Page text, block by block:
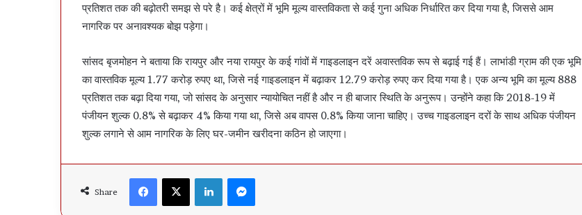
प्रतिशत तक की बढ़ोतरी समझ से परे है। कई क्षेत्रों में भूमि मूल्य वास्तविकता से कई गुना अधिक निर्धारित कर दिया गया है, जिससे आम
नागरिक पर अनावश्यक बोझ पड़ेगा।
सांसद बृजमोहन ने बताया कि रायपुर और नया रायपुर के कई गांवों में गाइडलाइन दरें अवास्तविक रूप से बढ़ाई गई हैं। लाभांडी ग्राम की एक भूमि
का वास्तविक मूल्य 1.77 करोड़ रुपए था, जिसे नई गाइडलाइन में बढ़ाकर 12.79 करोड़ रुपए कर दिया गया है। एक अन्य भूमि का मूल्य 888
प्रतिशत तक बढ़ा दिया गया, जो सांसद के अनुसार न्यायोचित नहीं है और न ही बाजार स्थिति के अनुरूप। उन्होंने कहा कि 2018-19 में
पंजीयन शुल्क 0.8% से बढ़ाकर 4% किया गया था, जिसे अब वापस 0.8% किया जाना चाहिए। उच्च गाइडलाइन दरों के साथ अधिक पंजीयन
शुल्क लगाने से आम नागरिक के लिए घर-जमीन खरीदना कठिन हो जाएगा।
Share
Facebook X LinkedIn